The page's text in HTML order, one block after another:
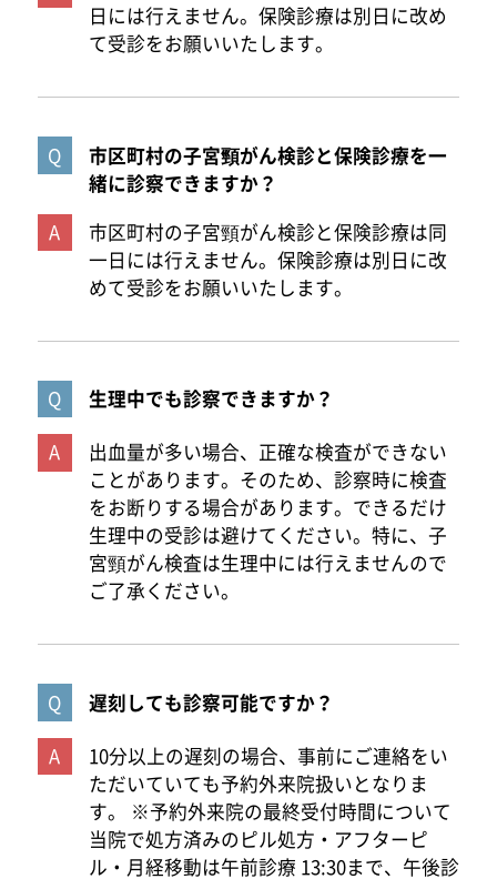
日には行えません。保険診療は別日に改め
て受診をお願いいたします。
市区町村の子宮頸がん検診と保険診療を一
緒に診察できますか？
市区町村の子宮頸がん検診と保険診療は同
一日には行えません。保険診療は別日に改
めて受診をお願いいたします。
生理中でも診察できますか？
出血量が多い場合、正確な検査ができない
ことがあります。そのため、診察時に検査
をお断りする場合があります。できるだけ
生理中の受診は避けてください。特に、子
宮頸がん検査は生理中には行えませんので
ご了承ください。
遅刻しても診察可能ですか？
10分以上の遅刻の場合、事前にご連絡をい
ただいていても予約外来院扱いとなりま
す。 ※予約外来院の最終受付時間について
当院で処方済みのピル処方・アフターピ
ル・月経移動は午前診療 13:30まで、午後診